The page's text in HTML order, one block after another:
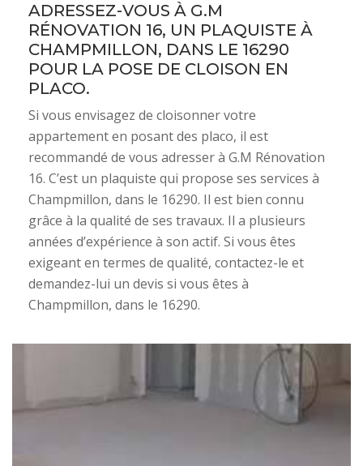
ADRESSEZ-VOUS À G.M
RÉNOVATION 16, UN PLAQUISTE À
CHAMPMILLON, DANS LE 16290
POUR LA POSE DE CLOISON EN
PLACO.
Si vous envisagez de cloisonner votre
appartement en posant des placo, il est
recommandé de vous adresser à G.M Rénovation
16. C’est un plaquiste qui propose ses services à
Champmillon, dans le 16290. Il est bien connu
grâce à la qualité de ses travaux. Il a plusieurs
années d’expérience à son actif. Si vous êtes
exigeant en termes de qualité, contactez-le et
demandez-lui un devis si vous êtes à
Champmillon, dans le 16290.